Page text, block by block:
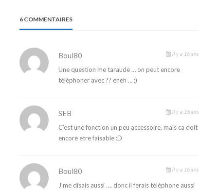
6 COMMENTAIRES
Boul80 il y a 16 ans
Une question me taraude … on peut encore
téléphoner avec ?? eheh … ;)
SEB il y a 16 ans
C’est une fonction un peu accessoire, mais ca doit
encore etre faisable :D
Boul80 il y a 16 ans
J’me disais aussi …. donc il ferais téléphone aussi